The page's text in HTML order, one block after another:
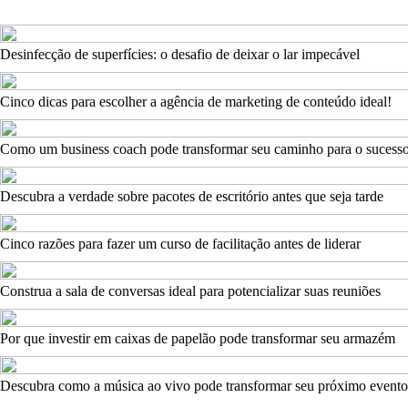
Desinfecção de superfícies: o desafio de deixar o lar impecável
Cinco dicas para escolher a agência de marketing de conteúdo ideal!
Como um business coach pode transformar seu caminho para o
Descubra a verdade sobre pacotes de escritório antes que seja tarde
Cinco razões para fazer um curso de facilitação antes de liderar
Construa a sala de conversas ideal para potencializar suas reuniões
Por que investir em caixas de papelão pode transformar seu armazém
Descubra como a música ao vivo pode transformar seu próximo